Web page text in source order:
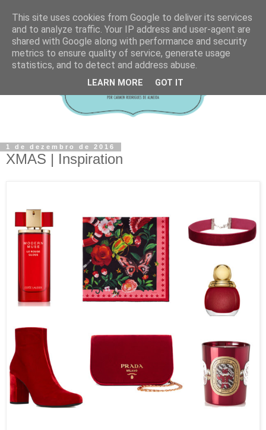
1 de dezembro de 2016
XMAS | Inspiration
This site uses cookies from Google to deliver its services
and to analyze traffic. Your IP address and user-agent are
shared with Google along with performance and security
metrics to ensure quality of service, generate usage
statistics, and to detect and address abuse.
LEARN MORE GOT IT